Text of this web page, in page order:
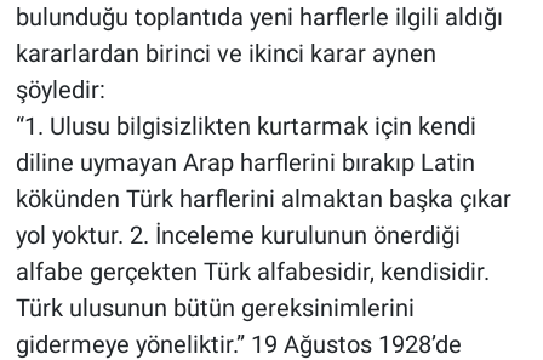
bulunduğu toplantıda yeni harflerle ilgili aldığı
kararlardan birinci ve ikinci karar aynen
şöyledir:
“1. Ulusu bilgisizlikten kurtarmak için kendi
diline uymayan Arap harflerini bırakıp Latin
kökünden Türk harflerini almaktan başka çıkar
yol yoktur. 2. İnceleme kurulunun önerdiği
alfabe gerçekten Türk alfabesidir, kendisidir.
Türk ulusunun bütün gereksinimlerini
gidermeye yöneliktir.” 19 Ağustos 1928’de